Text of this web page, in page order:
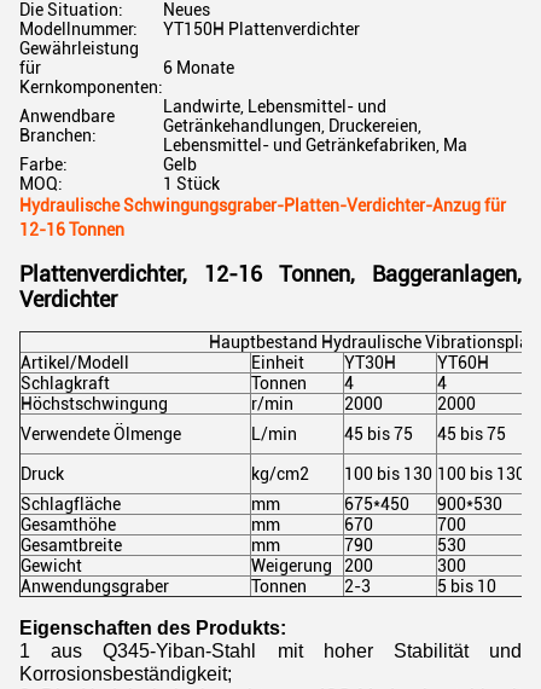
Die Situation:
Neues
Modellnummer:
YT150H Plattenverdichter
Gewährleistung
für
Kernkomponenten:
6 Monate
Anwendbare
Branchen:
Landwirte, Lebensmittel- und
Getränkehandlungen, Druckereien,
Lebensmittel- und Getränkefabriken, Ma
Farbe:
Gelb
MOQ:
1 Stück
Hydraulische Schwingungsgraber-Platten-Verdichter-Anzug für
12-16 Tonnen
Plattenverdichter, 12-16 Tonnen, Baggeranlagen,
Verdichter
Hauptbestand Hydraulische
Artikel/Modell
Einheit YT30H YT60H
Schlagkraft
Tonnen 4 4
Höchstschwingung
r/min 2000 2000
Verwendete Ölmenge
L/min 45 bis 75 45 bis 75
Druck kg/cm2 100 bis 130 100 bis 130
Schlagfläche
mm 675*450 900*530
Gesamthöhe
mm 670 700
Gesamtbreite
mm 790 530
Gewicht
Weigerung 200 300
Anwendungsgraber
Tonnen 2-3 5 bis 10
Eigenschaften des Produkts:
1 aus Q345-Yiban-Stahl mit hoher Stabilität und
Korrosionsbeständigkeit;